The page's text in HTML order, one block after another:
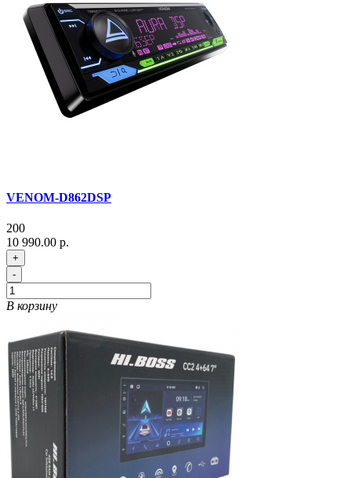
VENOM-D862DSP
200
10 990.00 р.
+
-
В корзину